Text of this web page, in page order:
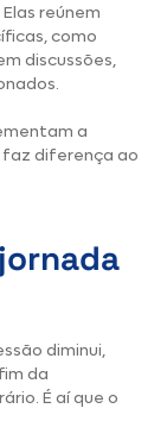
reúnem
como
discussões,
a
faz diferença ao
diminui,
da
É aí que o